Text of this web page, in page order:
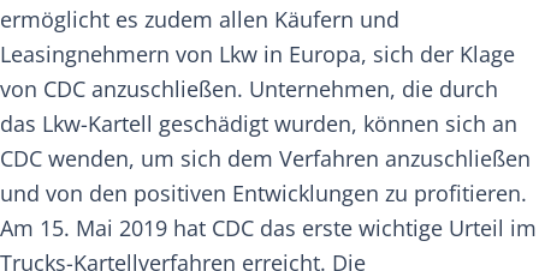
ermöglicht es zudem allen Käufern und
Leasingnehmern von Lkw in Europa, sich der Klage
von CDC anzuschließen. Unternehmen, die durch
das Lkw-Kartell geschädigt wurden, können sich an
CDC wenden, um sich dem Verfahren anzuschließen
und von den positiven Entwicklungen zu profitieren.
Am 15. Mai 2019 hat CDC das erste wichtige Urteil im
Trucks-Kartellverfahren erreicht. Die